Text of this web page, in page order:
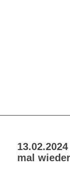
mal wieder